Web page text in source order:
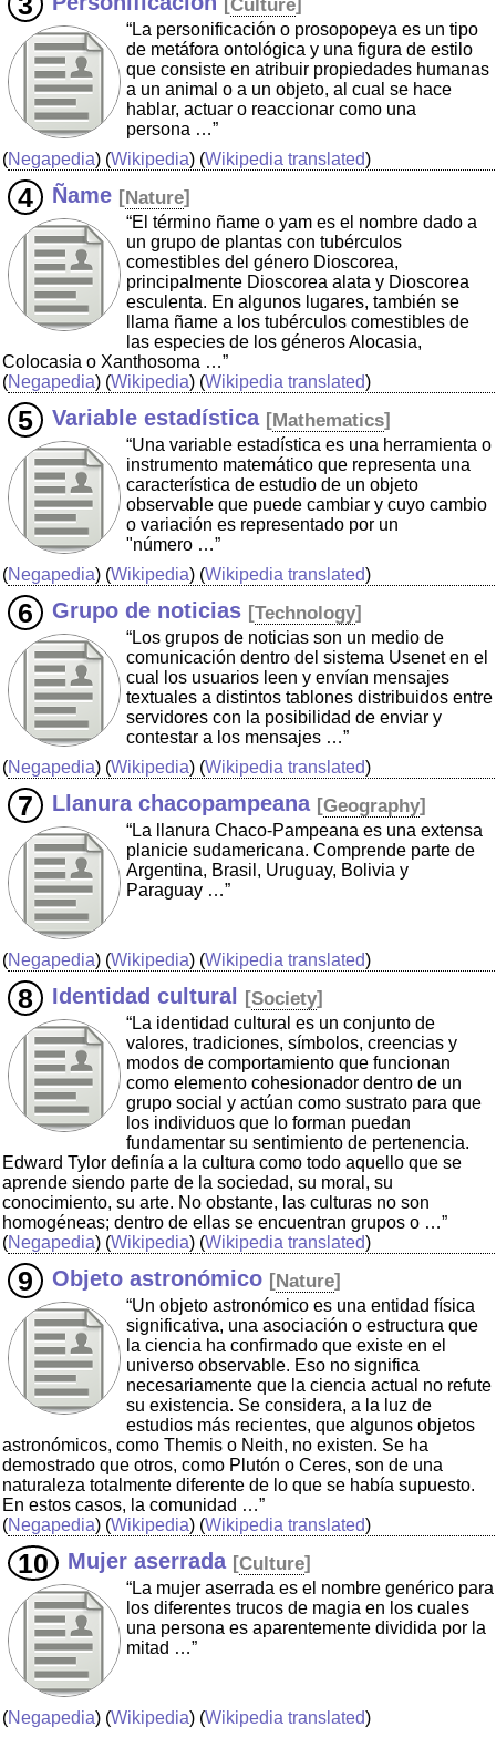
[Culture]
“La personificación o prosopopeya es un tipo
de metáfora ontológica y una figura de estilo
que consiste en atribuir propiedades humanas
a un animal o a un objeto, al cual se hace
hablar, actuar o reaccionar como una
persona …”
(Negapedia) (Wikipedia) (Wikipedia translated)
Ñame [Nature]
“El término ñame o yam es el nombre dado a
un grupo de plantas con tubérculos
comestibles del género Dioscorea,
principalmente Dioscorea alata y Dioscorea
esculenta. En algunos lugares, también se
llama ñame a los tubérculos comestibles de
las especies de los géneros Alocasia,
Colocasia o Xanthosoma …”
(Negapedia) (Wikipedia) (Wikipedia translated)
Variable estadística [Mathematics]
“Una variable estadística es una herramienta o
instrumento matemático que representa una
característica de estudio de un objeto
observable que puede cambiar y cuyo cambio
o variación es representado por un
"número …”
(Negapedia) (Wikipedia) (Wikipedia translated)
Grupo de noticias [Technology]
“Los grupos de noticias son un medio de
comunicación dentro del sistema Usenet en el
cual los usuarios leen y envían mensajes
textuales a distintos tablones distribuidos entre
servidores con la posibilidad de enviar y
contestar a los mensajes …”
(Negapedia) (Wikipedia) (Wikipedia translated)
Llanura chacopampeana [Geography]
“La llanura Chaco-Pampeana es una extensa
planicie sudamericana. Comprende parte de
Argentina, Brasil, Uruguay, Bolivia y
Paraguay …”
(Negapedia) (Wikipedia) (Wikipedia translated)
Identidad cultural [Society]
“La identidad cultural es un conjunto de
valores, tradiciones, símbolos, creencias y
modos de comportamiento que funcionan
como elemento cohesionador dentro de un
grupo social y actúan como sustrato para que
los individuos que lo forman puedan
fundamentar su sentimiento de pertenencia.
Edward Tylor definía a la cultura como todo aquello que se
aprende siendo parte de la sociedad, su moral, su
conocimiento, su arte. No obstante, las culturas no son
homogéneas; dentro de ellas se encuentran grupos o …”
(Negapedia) (Wikipedia) (Wikipedia translated)
Objeto astronómico [Nature]
“Un objeto astronómico es una entidad física
significativa, una asociación o estructura que
la ciencia ha confirmado que existe en el
universo observable. Eso no significa
necesariamente que la ciencia actual no refute
su existencia. Se considera, a la luz de
estudios más recientes, que algunos objetos
astronómicos, como Themis o Neith, no existen. Se ha
demostrado que otros, como Plutón o Ceres, son de una
naturaleza totalmente diferente de lo que se había supuesto.
En estos casos, la comunidad …”
(Negapedia) (Wikipedia) (Wikipedia translated)
Mujer aserrada [Culture]
“La mujer aserrada es el nombre genérico para
los diferentes trucos de magia en los cuales
una persona es aparentemente dividida por la
mitad …”
(Negapedia) (Wikipedia) (Wikipedia translated)